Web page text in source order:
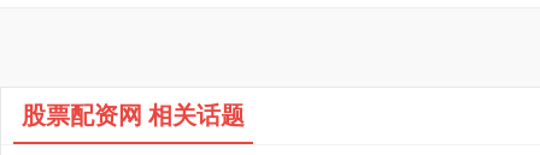
股票配资网 相关话题